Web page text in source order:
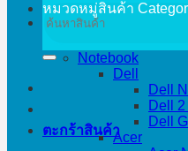
ค้นหา:
ตะกร้าสินค้า
หมวดหมู่สินค้า
Notebook
Dell
Dell
Dell 2
Dell
Acer